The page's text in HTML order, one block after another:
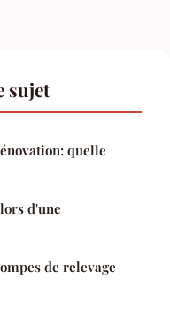
sujet
quelle
d'une
de relevage